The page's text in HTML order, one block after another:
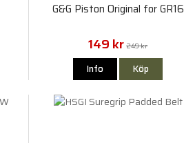
G&G Piston Original for GR16
149 kr 249 kr
Info Köp